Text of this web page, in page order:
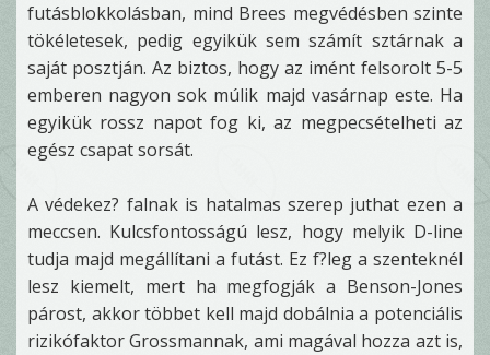
futásblokkolásban, mind Brees megvédésben szinte
tökéletesek, pedig egyikük sem számít sztárnak a
saját posztján. Az biztos, hogy az imént felsorolt 5-5
emberen nagyon sok múlik majd vasárnap este. Ha
egyikük rossz napot fog ki, az megpecsételheti az
egész csapat sorsát.
A védekez? falnak is hatalmas szerep juthat ezen a
meccsen. Kulcsfontosságú lesz, hogy melyik D-line
tudja majd megállítani a futást. Ez f?leg a szenteknél
lesz kiemelt, mert ha megfogják a Benson-Jones
párost, akkor többet kell majd dobálnia a potenciális
rizikófaktor Grossmannak, ami magával hozza azt is,